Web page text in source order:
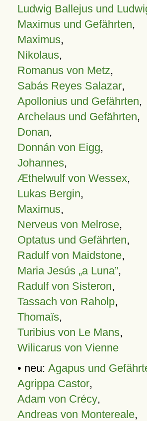
Ludwig Ballejus und
Maximus und Gefährten,
Maximus,
Nikolaus,
Romanus von Metz,
Sabás Reyes Salazar,
Apollonius und Gefährten,
Archelaus und Gefährten,
Donan,
Donnán von Eigg,
Johannes,
Æthelwulf von Wessex,
Lukas Bergin,
Maximus,
Nerveus von Melrose,
Optatus und Gefährten,
Radulf von Maidstone,
Maria Jesús „a Luna”,
Radulf von Sisteron,
Tassach von Raholp,
Thomaïs,
Turibius von Le Mans,
Wilicarus von Vienne
• neu: Agapus und
Agrippa Castor,
Adam von Crécy,
Andreas von Montereale,